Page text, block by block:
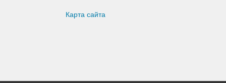
Карта сайта